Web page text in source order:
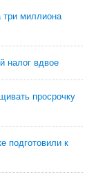
три миллиона
налог вдвое
просрочку
подготовили к